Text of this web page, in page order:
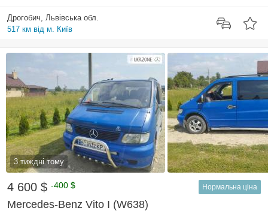
Дрогобич, Львівська обл.
517 км від м. Київ
3 тиждні тому
4 600 $ -400 $ Нормальна ціна
Mercedes-Benz Vito I (W638)